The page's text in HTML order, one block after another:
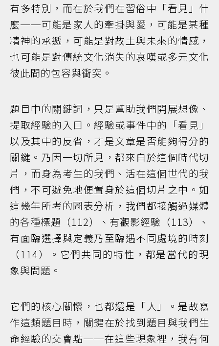
有多特別，而在於我們在習俗中「看見」什
麼──可能是家人的牽掛與愛，可能是某種
精神的承遞，可能是對故土與未來的情感，
也可能是對傳統文化消失的哀嘆或多元文化
彼此間的包容與衝突。
題目中的關鍵詞，只是幫助我們開展想像、
提取經驗的入口。經驗或事件中的「看見」
以及其中的反省，才是文章是否能夠得分的
關鍵。乃因一切所見，都來自於這個時代切
片，而身為考生的我們、活在這個世代的我
們，不可避免地便置身於這個切片之中。如
這幾年所考的圖表分析，我們都接觸過媒體
的各種標題（112）、有觀影經驗（113）、
有面臨選擇與定義乃至臨遇不同處境的時刻
（114）。它們共同的特性，都是當代的現
象與問題。
它們的核心關懷，也都還是「人」。是故寫
作這類題目時，關鍵在於找到題目與我們生
命經驗的交會點──在這些現象裡，我有何